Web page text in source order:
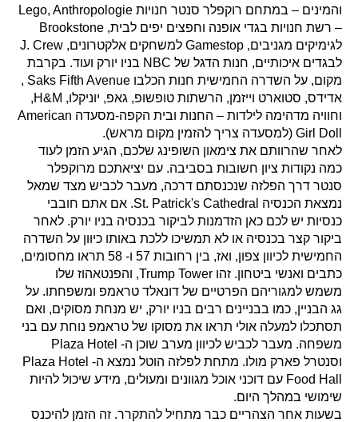
והמינים – במתחם רוקפלר סנטר חנויות Lego, Anthropologie
– רשת חנויות בגדי אופנה וחפצים יפים לבית, Brookstone
לגימיקים מגניבים, Gamestop למשחקים אלקטרונים, J. Crew
לבגדים איכותיים, חנות הדגל של NBC בניו יורק ועוד. בקרבת
מקום, על השדרה החמישית חנות הכלבו Saks Fifth Avenue ,
אדידס, סטוארט וייזמן, הרשתות טופשופ, גאפ, יוניקלו, H&M,
וחוויה מדהימה לילדות – החנות ובית הקפה-מסעדה American
Girl Doll (למסעדה צריך להזמין מקום מראש).
לאחר שהרוותם את צימאון השופינג שלכם, הגיע הזמן לעוד
כמה נקודות ציון חשובות בסביבה. עם יציאתכם מרוקפלר
סנטר דרך הפלזה שנכנסתם דרכה, מעבר לכביש מצד שמאל
נמצאת הכנסיה St. Patrick's Cathedral. אם אתם חובבי
כנסיות יש לכם כאן הזדמנות לביקור בכנסיה בניו יורק. לאחר
ביקור קצר בכנסיה או לא תמשיכו ללכת באותו כיוון על השדרה
החמישית לכיוון צפון, ואז, בין רחובות 57 ו- 58 תראו מחסומים,
כתבים ואנשי ביטחון. זהו Trump Tower, והפנטאהוז שלו
משמש למגוריהם הפרטיים של דונאלד טראמפ ומשפחתו. על
גג הבניין, כמו בבניינים רבים בניו יורק, יש מנחת מסוקים, ואם
תסתכלו למעלה אולי תראו את מסוקו של טראמפ נוחת עם בני
משפחה. מעבר לכביש לכיוון מערב שוכן ה- Plaza Hotel
וסנטרל פארק מולו. מתחת לפלזה הוטל נמצא ה- Plaza Hotel
Food Hall עם דוכני אוכל מגוונים ומעולים, מידע שיכול להיות
שימושי במהלך היום.
בשעות אחר הצהריים כבר מתחיל להתקרר. זה הזמן להיכנס